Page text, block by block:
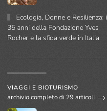
Ecologia, Donne e Resilienza: i
35 anni della Fondazione Yves
Rocher e la sfida verde in Italia
VIAGGI E BIOTURISMO
archivio completo di 29 articoli